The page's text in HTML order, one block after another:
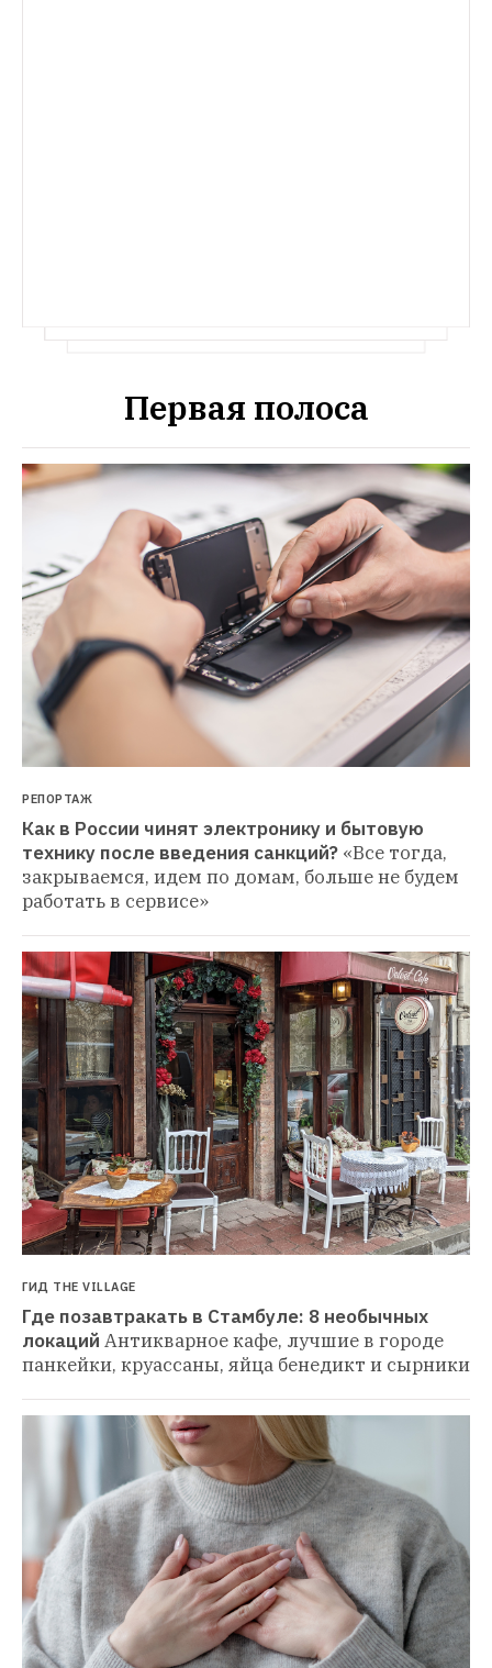
Первая полоса
РЕПОРТАЖ
Как в России чинят электронику и бытовую
технику после введения санкций? «Все тогда,
закрываемся, идем по домам, больше не будем
работать в сервисе»
ГИД THE VILLAGE
Где позавтракать в Стамбуле: 8 необычных
локаций Антикварное кафе, лучшие в городе
панкейки, круассаны, яйца бенедикт и сырники